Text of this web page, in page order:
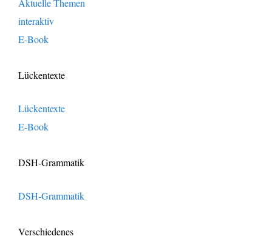
Aktuelle Themen
interaktiv
E-Book
Lückentexte
Lückentexte
E-Book
DSH-Grammatik
DSH-Grammatik
Verschiedenes